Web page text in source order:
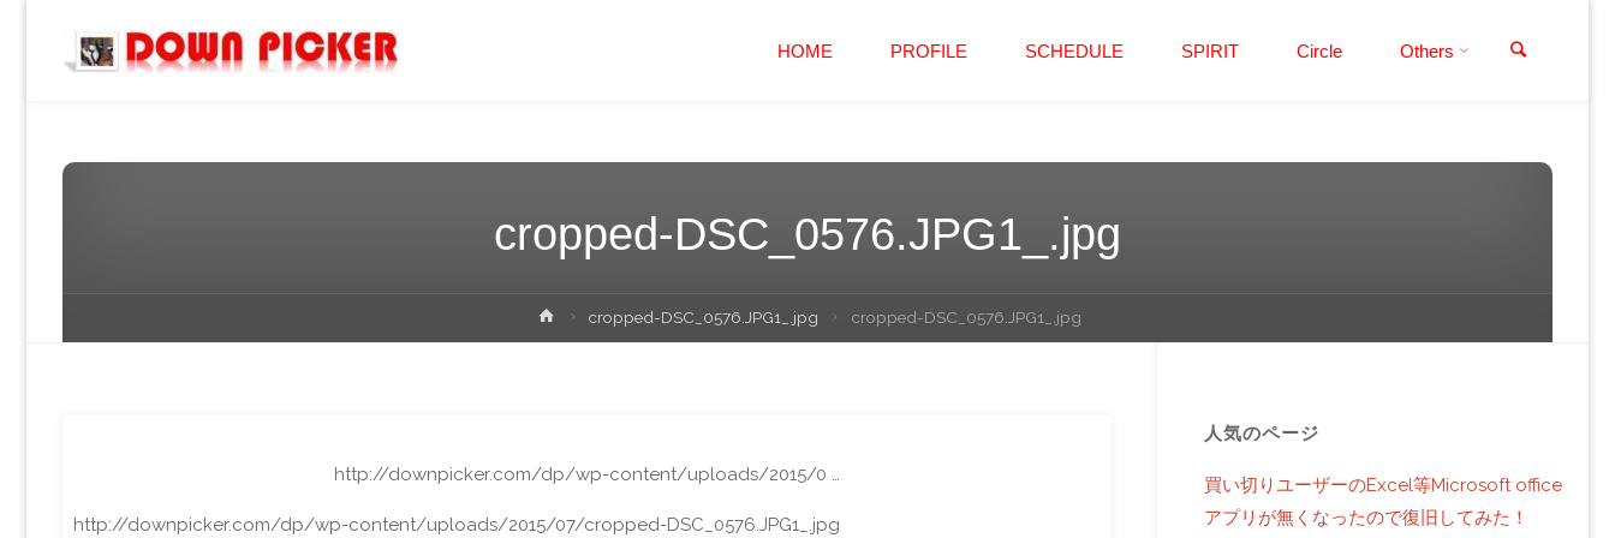
へ
キ
ッ
HOME PROFILE SCHEDULE SPIRIT Circle Others
cropped-DSC_0576.JPG1_.jpg
ホ
ー
cropped-DSC_0576.JPG1_.jpg cropped-DSC_0576.JPG1_.jpg
http://downpicker.com/dp/wp-content/uploads/2015/0 …
http://downpicker.com/dp/wp-content/uploads/2015/07/cropped-DSC_0576.JPG1_.jpg
人気のページ
買い切りユーザーのExcel等Microsoft office
アプリが無くなったので復旧してみた！